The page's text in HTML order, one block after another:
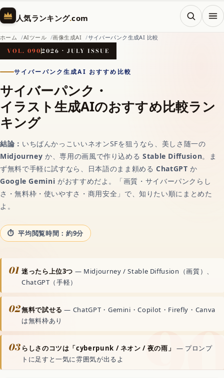
人気ランキング.com
メニ
AI（人工知能）
AIチャットおすすめ
画像生成AI
ホーム AIツール 画像生成AI サイバーパンク生成AI 比較
VOL. 0902026 · JULY ISSUE
サイバーパンク生成AI おすすめ比較
サイバーパンク・
イラスト生成AIのおすすめ比較ラン
キング
結論： いちばんかっこいいネオンSFを狙うなら、美しさ随一の
Midjourney か、専用の画風で作り込めるStable Diffusion。ま
ず無料で手軽に試すなら、日本語のまま頼めるChatGPT か
Google Gemini がおすすめだよ。「画質・サイバーパンクらし
さ・無料枠・使いやすさ・商用安全」で、知りたい順にまとめた
よ。
平均閲覧時間：約9分
01 迷ったら上位3つ — Midjourney / Stable Diffusion（画質）、
ChatGPT（手軽）
02無料で試せる — ChatGPT・Gemini・Copilot・Firefly・Canva
は無料枠あり
03 らしさのコツは「cyberpunk / ネオン / 夜の雨」
— プロンプ
トに足すと一気に雰囲気が出るよ